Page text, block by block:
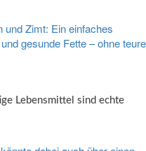
Lebensmittel sind echte